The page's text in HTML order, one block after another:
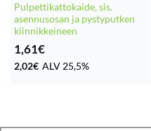
Pulpettikattokaide, sis.
asennusosan ja pystyputken
kiinnikkeineen
1,61€
2,02€ ALV 25,5%